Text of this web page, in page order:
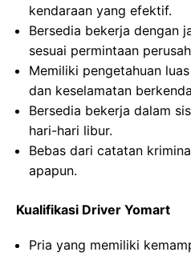
kendaraan yang efektif.
Bersedia bekerja dengan
sesuai permintaan
Memiliki pengetahuan
dan keselamatan
Bersedia bekerja dalam
hari-hari libur.
Bebas dari catatan
apapun.
Kualifikasi Driver Yomart
Pria yang memiliki